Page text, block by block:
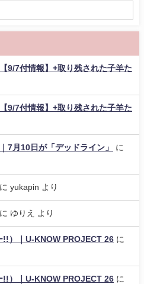
9/7付情報】+取り残された子羊た
9/7付情報】+取り残された子羊た
7月10日が「デッドライン」
に
に yukapin より
に ゆりえ より
!!）｜U-KNOW PROJECT 26 に
!!）｜U-KNOW PROJECT 26 に